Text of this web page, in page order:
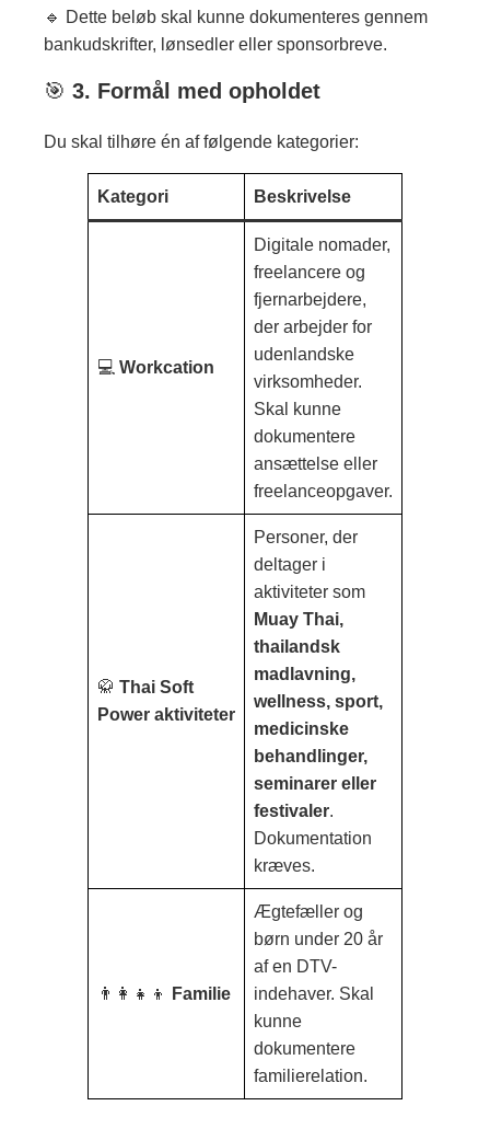
🔹 Dette beløb skal kunne dokumenteres gennem
bankudskrifter, lønsedler eller sponsorbreve.
🎯 3. Formål med opholdet
Du skal tilhøre én af følgende kategorier:
Kategori Beskrivelse
💻 Workcation
Digitale nomader,
freelancere og
fjernarbejdere,
der arbejder for
udenlandske
virksomheder.
Skal kunne
dokumentere
ansættelse eller
freelanceopgaver.
🥋 Thai Soft
Power aktiviteter
Personer, der
deltager i
aktiviteter som
Muay Thai,
thailandsk
madlavning,
wellness, sport,
medicinske
behandlinger,
seminarer eller
festivaler.
Dokumentation
kræves.
👨‍👩‍👧‍👦 Familie
Ægtefæller og
børn under 20 år
af en DTV-
indehaver. Skal
kunne
dokumentere
familierelation.